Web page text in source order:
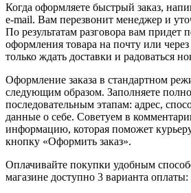
Когда оформляете быстрый заказ,
e-mail. Вам перезвонит менеджер и
По результатам разговора вам придет
оформления товара на почту или
только ждать доставки и радоваться
Оформление заказа в стандартном
следующим образом. Заполняете
последовательным этапам: адрес,
данные о себе. Советуем в
информацию, которая поможет
кнопку «Оформить заказ».
Оплачивайте покупки удобным
магазине доступно 3 варианта оплаты: